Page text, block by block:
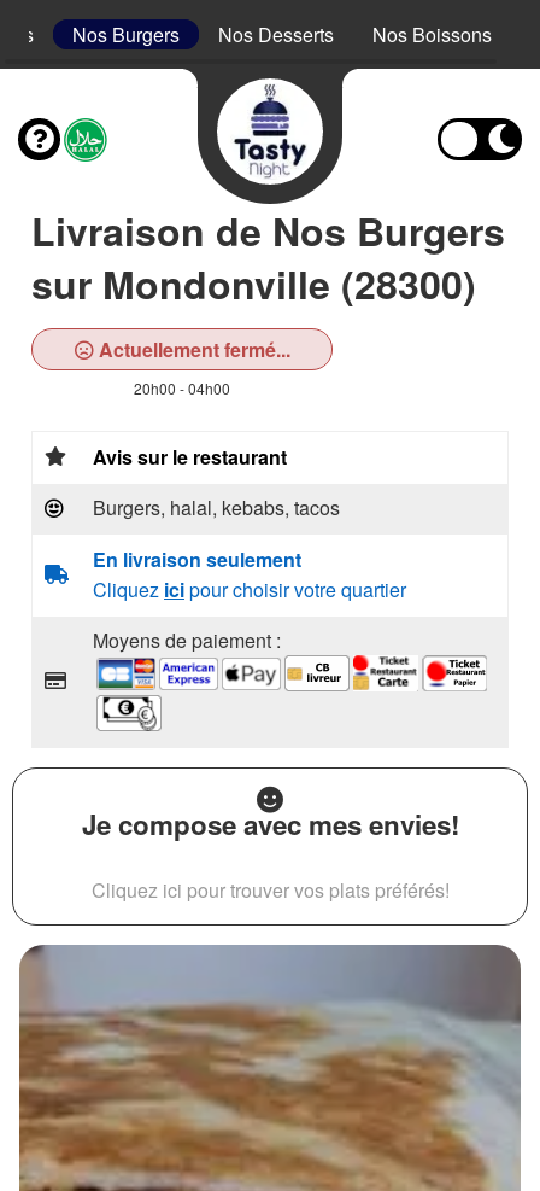
Nos Burgers Nos Desserts Nos Boissons
Livraison de Nos Burgers
sur Mondonville (28300)
Actuellement fermé...
20h00 - 04h00
Avis sur le restaurant
Burgers, halal, kebabs, tacos
En livraison seulement
Cliquez icipour choisir votre quartier
Moyens de paiement :
Je compose avec mes envies!
Cliquez ici pour trouver vos plats préférés!